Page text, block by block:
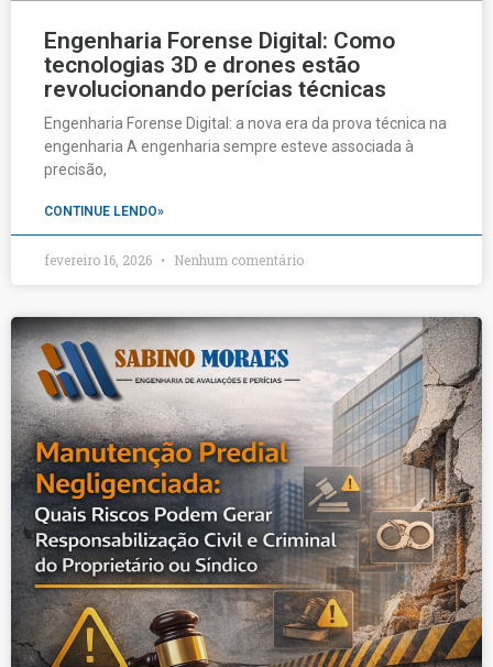
Engenharia Forense Digital: Como
tecnologias 3D e drones estão
revolucionando perícias técnicas
Engenharia Forense Digital: a nova era da prova técnica na
engenharia A engenharia sempre esteve associada à
precisão,
CONTINUE LENDO»
fevereiro 16, 2026 Nenhum comentário